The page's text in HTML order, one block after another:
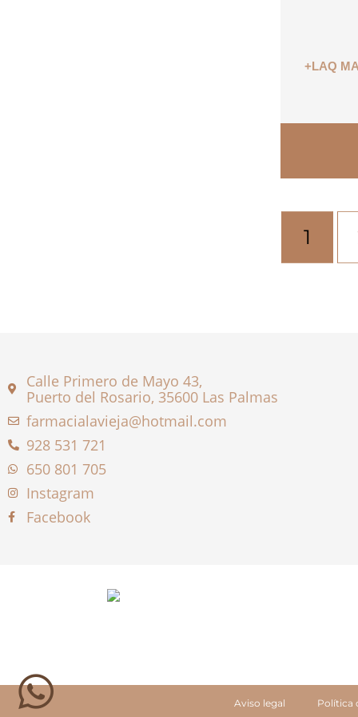
+LAQ
1
Calle Primero de Mayo 43,
Puerto del Rosario, 35600 Las Palmas
farmacialavieja@hotmail.com
928 531 721
650 801 705
Instagram
Facebook
Aviso legal Política